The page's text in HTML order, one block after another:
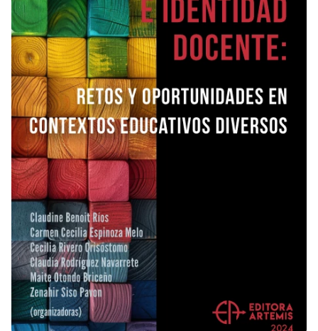
REVISTAS
SERVIÇOS
LIVRARIA
CHAMADAS ABERTAS
SUBMISSÃO